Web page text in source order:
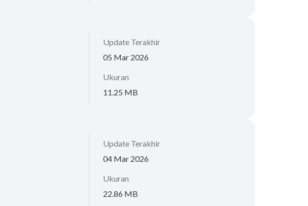
Update Terakhir
05 Mar 2026
Ukuran
11.25 MB
Update Terakhir
04 Mar 2026
Ukuran
22.86 MB